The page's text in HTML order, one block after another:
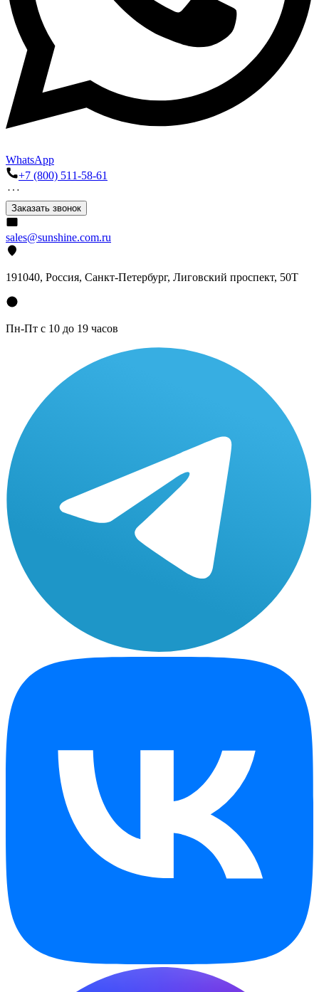
WhatsApp
+7 (800) 511-58-61
Заказать звонок
sales@sunshine.com.ru
191040, Россия, Санкт-Петербург, Лиговский проспект, 50Т
Пн-Пт с 10 до 19 часов